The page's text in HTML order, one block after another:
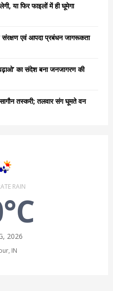
या फिर फाइलों में ही घूमेगा
संरक्षण एवं आपदा प्रबंधन जागरूकता
का संदेश बना जनजागरण की
तस्करी; तलवार संग घूमते वन
RAIN
2026
IN